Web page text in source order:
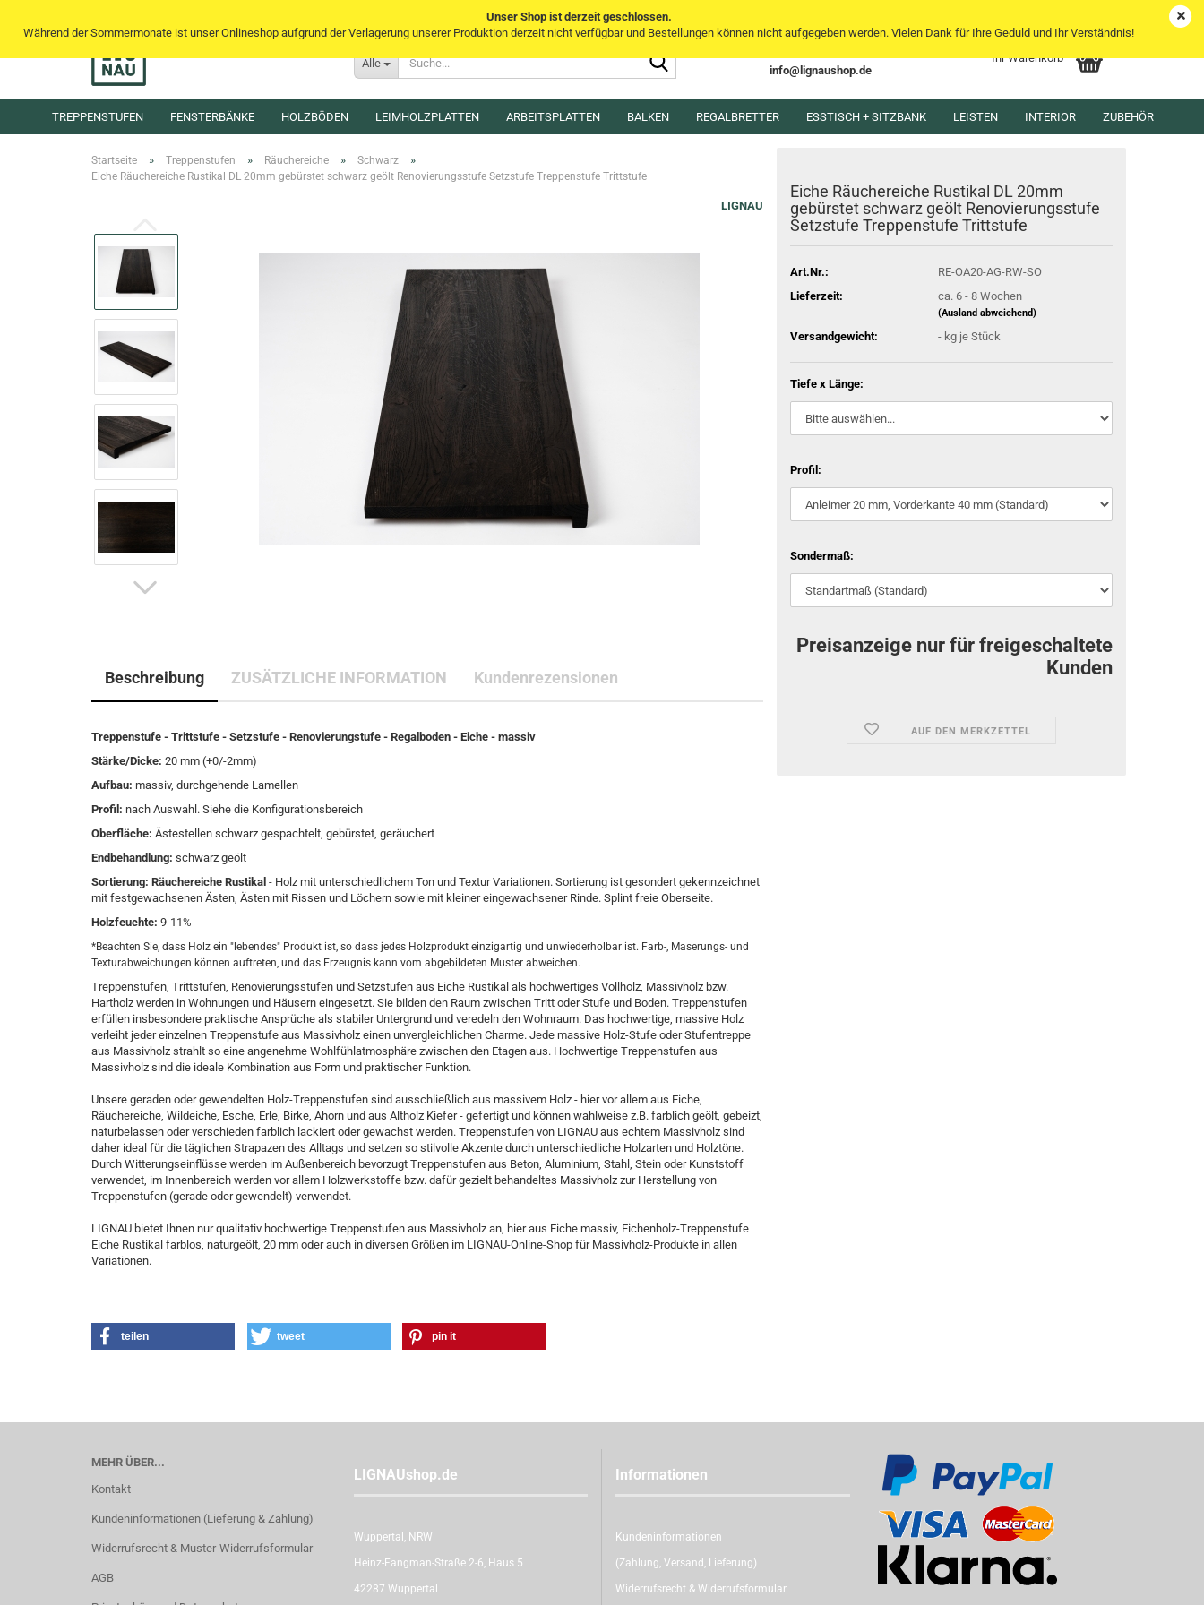
Lieferland
Alle
info@lignaushop.de
Ihr Warenkorb
Unser Shop ist derzeit geschlossen.
Während der Sommermonate ist unser Onlineshop aufgrund der Verlagerung unserer Produktion derzeit nicht verfügbar und Bestellungen können nicht aufgegeben werden. Vielen Dank für Ihre Geduld und Ihr Verständnis!
TREPPENSTUFEN FENSTERBÄNKE HOLZBÖDEN LEIMHOLZPLATTEN ARBEITSPLATTEN BALKEN REGALBRETTER ESSTISCH + SITZBANK LEISTEN INTERIOR ZUBEHÖR
Startseite » Treppenstufen » Räuchereiche » Schwarz »
Eiche Räuchereiche Rustikal DL 20mm gebürstet schwarz geölt Renovierungsstufe Setzstufe Treppenstufe Trittstufe
LIGNAU
Eiche Räuchereiche Rustikal DL 20mm
gebürstet schwarz geölt Renovierungsstufe
Setzstufe Treppenstufe Trittstufe
Art.Nr.:
RE-OA20-AG-RW-SO
Lieferzeit:
ca. 6 - 8 Wochen
(Ausland abweichend)
Versandgewicht: - kg je Stück
Tiefe x Länge:
Profil:
Sondermaß:
Preisanzeige nur für freigeschaltete
Kunden
AUF DEN MERKZETTEL
Beschreibung ZUSÄTZLICHE INFORMATION Kundenrezensionen
Treppenstufe - Trittstufe - Setzstufe - Renovierungstufe - Regalboden - Eiche - massiv
Stärke/Dicke: 20 mm (+0/-2mm)
Aufbau: massiv, durchgehende Lamellen
Profil: nach Auswahl. Siehe die Konfigurationsbereich
Oberfläche: Ästestellen schwarz gespachtelt, gebürstet, geräuchert
Endbehandlung: schwarz geölt
Sortierung: Räuchereiche Rustikal - Holz mit unterschiedlichem Ton und Textur Variationen. Sortierung ist gesondert gekennzeichnet
mit festgewachsenen Ästen, Ästen mit Rissen und Löchern sowie mit kleiner eingewachsener Rinde. Splint freie Oberseite.
Holzfeuchte: 9-11%
*Beachten Sie, dass Holz ein "lebendes" Produkt ist, so dass jedes Holzprodukt einzigartig und unwiederholbar ist. Farb-, Maserungs- und
Texturabweichungen können auftreten, und das Erzeugnis kann vom abgebildeten Muster abweichen.
Treppenstufen, Trittstufen, Renovierungsstufen und Setzstufen aus Eiche Rustikal als hochwertiges Vollholz, Massivholz bzw.
Hartholz werden in Wohnungen und Häusern eingesetzt. Sie bilden den Raum zwischen Tritt oder Stufe und Boden. Treppenstufen
erfüllen insbesondere praktische Ansprüche als stabiler Untergrund und veredeln den Wohnraum. Das hochwertige, massive Holz
verleiht jeder einzelnen Treppenstufe aus Massivholz einen unvergleichlichen Charme. Jede massive Holz-Stufe oder Stufentreppe
aus Massivholz strahlt so eine angenehme Wohlfühlatmosphäre zwischen den Etagen aus. Hochwertige Treppenstufen aus
Massivholz sind die ideale Kombination aus Form und praktischer Funktion.
Unsere geraden oder gewendelten Holz-Treppenstufen sind ausschließlich aus massivem Holz - hier vor allem aus Eiche,
Räuchereiche, Wildeiche, Esche, Erle, Birke, Ahorn und aus Altholz Kiefer - gefertigt und können wahlweise z.B. farblich geölt, gebeizt,
naturbelassen oder verschieden farblich lackiert oder gewachst werden. Treppenstufen von LIGNAU aus echtem Massivholz sind
daher ideal für die täglichen Strapazen des Alltags und setzen so stilvolle Akzente durch unterschiedliche Holzarten und Holztöne.
Durch Witterungseinflüsse werden im Außenbereich bevorzugt Treppenstufen aus Beton, Aluminium, Stahl, Stein oder Kunststoff
verwendet, im Innenbereich werden vor allem Holzwerkstoffe bzw. dafür gezielt behandeltes Massivholz zur Herstellung von
Treppenstufen (gerade oder gewendelt) verwendet.
LIGNAU bietet Ihnen nur qualitativ hochwertige Treppenstufen aus Massivholz an, hier aus Eiche massiv, Eichenholz-Treppenstufe
Eiche Rustikal farblos, naturgeölt, 20 mm oder auch in diversen Größen im LIGNAU-Online-Shop für Massivholz-Produkte in allen
Variationen.
teilen tweet pin it
MEHR ÜBER...
Kontakt
Kundeninformationen (Lieferung & Zahlung)
Widerrufsrecht & Muster-Widerrufsformular
AGB
LIGNAUshop.de
Wuppertal, NRW
Heinz-Fangman-Straße 2-6, Haus 5
42287 Wuppertal
Informationen
Kundeninformationen
(Zahlung, Versand, Lieferung)
Widerrufsrecht & Widerrufsformular